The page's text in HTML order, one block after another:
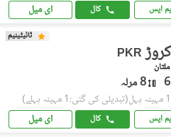
ایس کال ای میل
ٹائیٹینیم
PKR
6 8 مرلہ
(تبدیلی کی گئی:1 مہینہ پہلے)
ایس کال ای میل